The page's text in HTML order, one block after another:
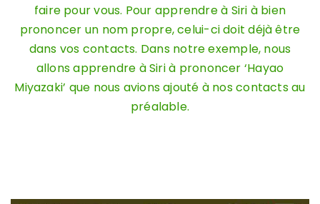
faire pour vous. Pour apprendre à Siri à bien
prononcer un nom propre, celui-ci doit déjà être
dans vos contacts. Dans notre exemple, nous
allons apprendre à Siri à prononcer ‘Hayao
Miyazaki’ que nous avions ajouté à nos contacts au
préalable.